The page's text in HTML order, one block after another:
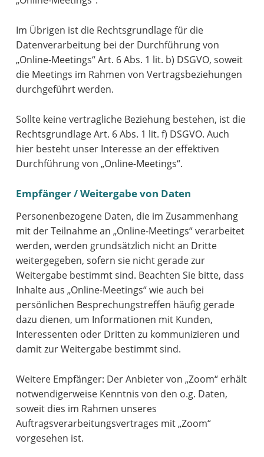
Im Übrigen ist die Rechtsgrundlage für die
Datenverarbeitung bei der Durchführung von
„Online-Meetings“ Art. 6 Abs. 1 lit. b) DSGVO, soweit
die Meetings im Rahmen von Vertragsbeziehungen
durchgeführt werden.
Sollte keine vertragliche Beziehung bestehen, ist die
Rechtsgrundlage Art. 6 Abs. 1 lit. f) DSGVO. Auch
hier besteht unser Interesse an der effektiven
Durchführung von „Online-Meetings“.
Empfänger / Weitergabe von Daten
Personenbezogene Daten, die im Zusammenhang
mit der Teilnahme an „Online-Meetings“ verarbeitet
werden, werden grundsätzlich nicht an Dritte
weitergegeben, sofern sie nicht gerade zur
Weitergabe bestimmt sind. Beachten Sie bitte, dass
Inhalte aus „Online-Meetings“ wie auch bei
persönlichen Besprechungstreffen häufig gerade
dazu dienen, um Informationen mit Kunden,
Interessenten oder Dritten zu kommunizieren und
damit zur Weitergabe bestimmt sind.
Weitere Empfänger: Der Anbieter von „Zoom“ erhält
notwendigerweise Kenntnis von den o.g. Daten,
soweit dies im Rahmen unseres
Auftragsverarbeitungsvertrages mit „Zoom“
vorgesehen ist.